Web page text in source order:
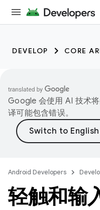
DEVELOP CORE
Google 会使用 AI 技术
译可能包含错误。
Android Developers
轻触和输